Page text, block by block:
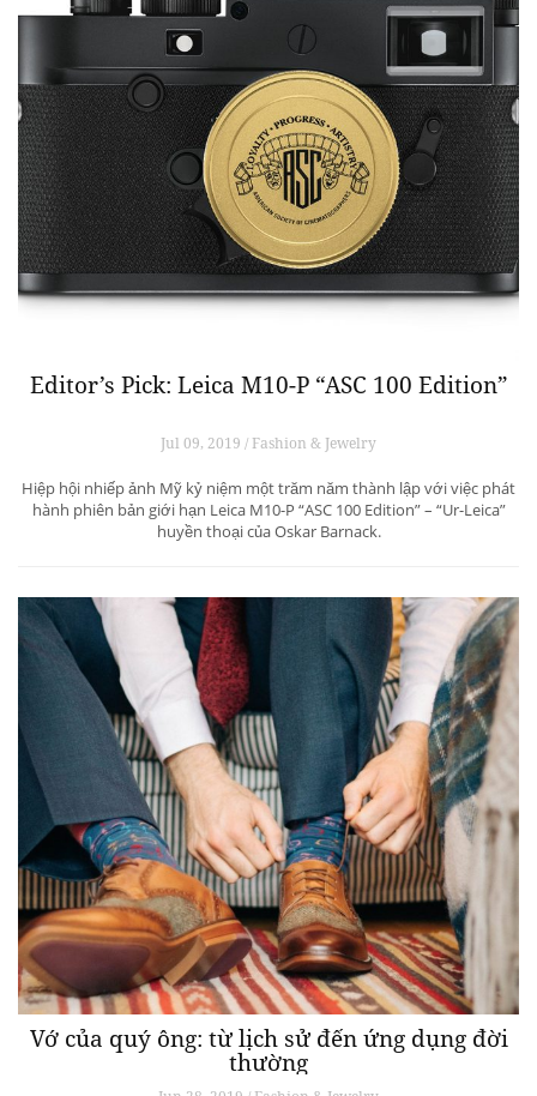
Editor’s Pick: Leica M10-P “ASC 100 Edition”
Jul 09, 2019 / Fashion & Jewelry
Hiệp hội nhiếp ảnh Mỹ kỷ niệm một trăm năm thành lập với việc phát
hành phiên bản giới hạn Leica M10-P “ASC 100 Edition” – “Ur-Leica”
huyền thoại của Oskar Barnack.
Vớ của quý ông: từ lịch sử đến ứng dụng đời
thường